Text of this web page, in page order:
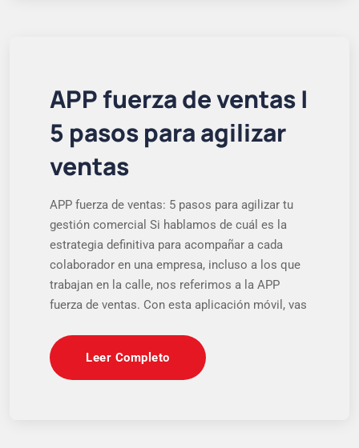
APP fuerza de ventas |
5 pasos para agilizar
ventas
APP fuerza de ventas: 5 pasos para agilizar tu
gestión comercial Si hablamos de cuál es la
estrategia definitiva para acompañar a cada
colaborador en una empresa, incluso a los que
trabajan en la calle, nos referimos a la APP
fuerza de ventas. Con esta aplicación móvil, vas
Leer Completo